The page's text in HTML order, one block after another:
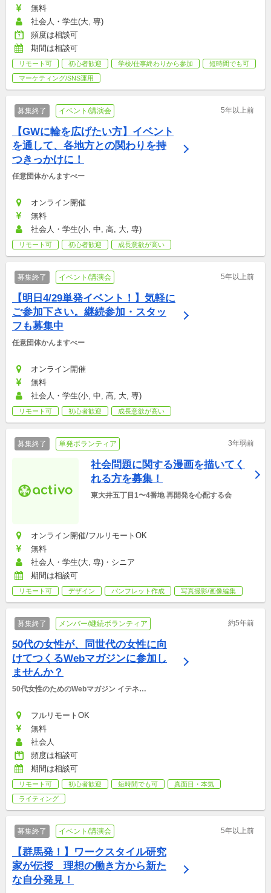
無料
社会人・学生(大, 専)
頻度は相談可
期間は相談可
リモート可 初心者歓迎 学校/仕事終わりから参加
短時間でも可
マーケティング/SNS運用
募集終了 イベント/講演会 5年以上前
【GWに輪を広げたい方】イベント
を通して、各地方との関わりを持
つきっかけに！
任意団体かんますべー
オンライン開催
無料
社会人・学生(小, 中, 高, 大, 専)
リモート可 初心者歓迎 成長意欲が高い
募集終了 イベント/講演会 5年以上前
【明日4/29単発イベント！】気軽に
ご参加下さい。継続参加・スタッ
フも募集中
任意団体かんますべー
オンライン開催
無料
社会人・学生(小, 中, 高, 大, 専)
リモート可 初心者歓迎 成長意欲が高い
募集終了 単発ボランティア 3年弱前
社会問題に関する漫画を描いてく
れる方を募集！
東大井五丁目1〜4番地 再開発を心配する会
オンライン開催/フルリモートOK
無料
社会人・学生(大, 専)・シニア
期間は相談可
リモート可 デザイン パンフレット作成 写真撮影/画像編集
募集終了 メンバー/継続ボランティア 約5年前
50代の女性が、同世代の女性に向
けてつくるWebマガジンに参加し
ませんか？
50代女性のためのWebマガジン イテネ
フルリモートOK
無料
社会人
頻度は相談可
期間は相談可
リモート可 初心者歓迎 短時間でも可
真面目・本気
ライティング
募集終了 イベント/講演会 5年以上前
【群馬発！】ワークスタイル研究
家が伝授　理想の働き方から新た
な自分発見！